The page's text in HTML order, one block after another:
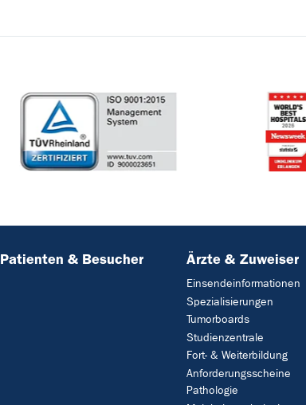
Patienten & Besucher Ärzte & Zuweiser
Einsendeinformationen
Spezialisierungen
Tumorboards
Studienzentrale
Fort- & Weiterbildung
Anforderungsscheine
Pathologie